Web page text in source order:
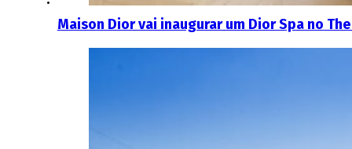
Maison Dior vai inaugurar um Dior Spa no